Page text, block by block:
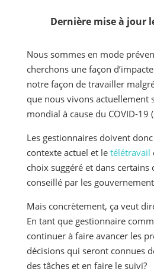
Dernière mise à jour
Nous sommes en mode
cherchons une façon
notre façon de travailler
que nous vivons actuellement
mondial à cause du COVID-19
Les gestionnaires doivent donc
contexte actuel et le télétravail
choix suggéré et dans certains
conseillé par les
Mais concrètement, ça veut
En tant que gestionnaire
continuer à faire avancer les
décisions qui seront connues
des tâches et en faire le suivi?